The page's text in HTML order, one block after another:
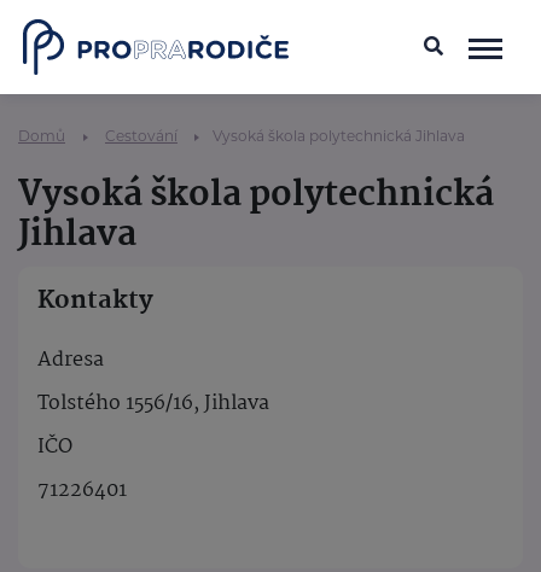
Domů Cestování Vysoká škola polytechnická Jihlava
Vysoká škola polytechnická
Jihlava
Kontakty
Adresa
Tolstého 1556/16, Jihlava
IČO
71226401